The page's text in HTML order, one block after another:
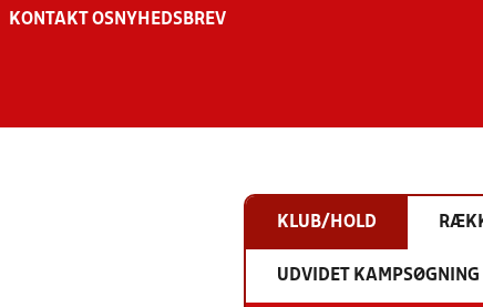
KONTAKT OS NYHEDSBREV
KLUB/HOLD
UDVIDET KAMPSØGNING